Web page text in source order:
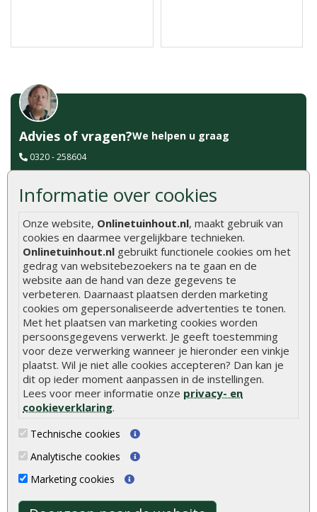
Informatie over cookies
Onze website, Onlinetuinhout.nl, maakt gebruik van
cookies en daarmee vergelijkbare technieken.
Onlinetuinhout.nl gebruikt functionele cookies om het
gedrag van websitebezoekers na te gaan en de
website aan de hand van deze gegevens te
verbeteren. Daarnaast plaatsen derden marketing
cookies om gepersonaliseerde advertenties te tonen.
Met het plaatsen van marketing cookies worden
persoonsgegevens verwerkt. Je geeft toestemming
voor deze verwerking wanneer je hieronder een vinkje
plaatst. Wil je niet alle cookies accepteren? Dan kan je
dit op ieder moment aanpassen in de instellingen.
Lees voor meer informatie onze privacy- en
cookieverklaring.
Technische cookies
Analytische cookies
Marketing cookies
Advies of vragen?We helpen u graag
0320 - 258604
info@onlinetuinhout.nl
Scherpe prijzen
Snelle levering
Uitsluitend topkwaliteit
Vakkundig personeel
Ruime voorraad
24/7 online bestellen
Meer dan 40 jaar ervaring
Centraal gelegen showroom
Onlinetuinhout.nl